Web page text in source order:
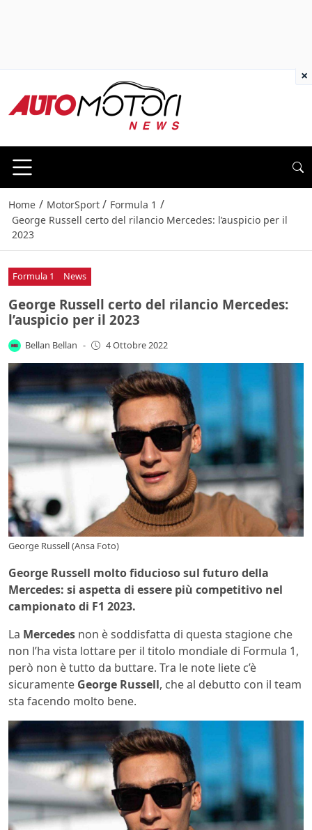
Home / MotorSport / Formula 1 /
George Russell certo del rilancio Mercedes: l’auspicio per il
2023
Formula 1 News
George Russell certo del rilancio Mercedes:
l’auspicio per il 2023
Bellan Bellan - 4 Ottobre 2022
George Russell (Ansa Foto)
George Russell molto fiducioso sul futuro della
Mercedes: si aspetta di essere più competitivo nel
campionato di F1 2023.
La Mercedes non è soddisfatta di questa stagione che
non l’ha vista lottare per il titolo mondiale di Formula 1,
però non è tutto da buttare. Tra le note liete c’è
sicuramente George Russell, che al debutto con il team
sta facendo molto bene.
×